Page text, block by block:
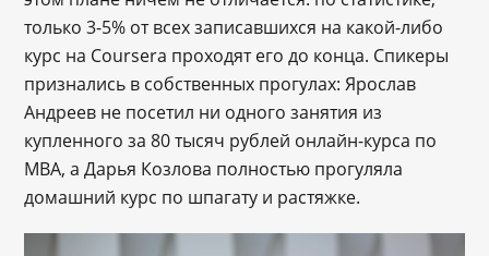
только 3-5% от всех записавшихся на какой-либо
курс на Coursera проходят его до конца. Спикеры
признались в собственных прогулах: Ярослав
Андреев не посетил ни одного занятия из
купленного за 80 тысяч рублей онлайн-курса по
MBA, а Дарья Козлова полностью прогуляла
домашний курс по шпагату и растяжке.